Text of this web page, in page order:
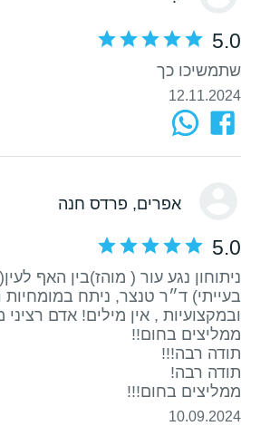
5.0
שתמשיכו כך
12.11.2024
אפרים, פרדס חנה
5.0
ניתוחון נגע עור ( מוהז)בין האף
בעייתי) ד״ר טנצר, ניתח במומחיות
ממליצים בחום!!!
10.09.2024